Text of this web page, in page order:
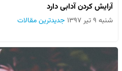
آرایش کردن آدابی دارد
شنبه ۹ تیر ۱۳۹۷ جدیدترین مقالات